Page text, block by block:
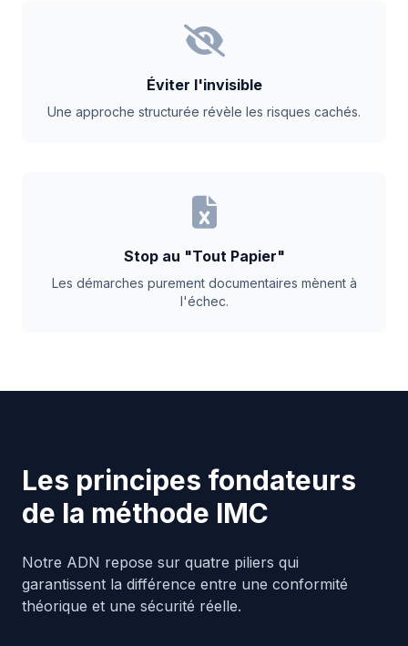
Éviter l'invisible
Une approche structurée révèle les risques cachés.
Stop au "Tout Papier"
Les démarches purement documentaires mènent à
l'échec.
Les principes fondateurs
de la méthode IMC
Notre ADN repose sur quatre piliers qui
garantissent la différence entre une conformité
théorique et une sécurité réelle.